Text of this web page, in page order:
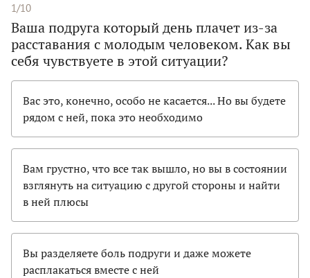
1/10
Ваша подруга который день плачет из-за
расставания с молодым человеком. Как вы
себя чувствуете в этой ситуации?
Вас это, конечно, особо не касается... Но вы будете
рядом с ней, пока это необходимо
Вам грустно, что все так вышло, но вы в состоянии
взглянуть на ситуацию с другой стороны и найти
в ней плюсы
Вы разделяете боль подруги и даже можете
расплакаться вместе с ней